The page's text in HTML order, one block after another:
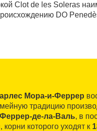
Clot de les Soleras
DO
Мора-и-Феррер
традицию
де-ла-Валь, в
которого уходят к